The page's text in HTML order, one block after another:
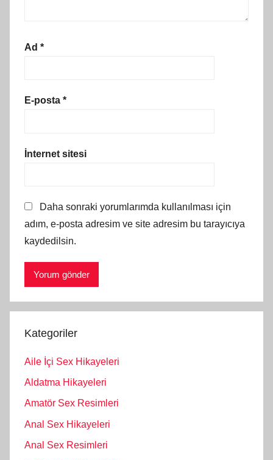
Ad *
E-posta *
İnternet sitesi
Daha sonraki yorumlarımda kullanılması için
adım, e-posta adresim ve site adresim bu tarayıcıya
kaydedilsin.
Kategoriler
Aile İçi Sex Hikayeleri
Aldatma Hikayeleri
Amatör Sex Resimleri
Anal Sex Hikayeleri
Anal Sex Resimleri